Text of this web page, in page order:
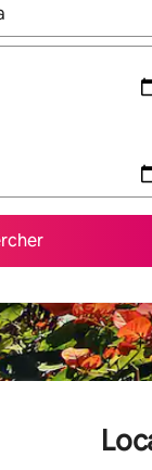
utilisez les